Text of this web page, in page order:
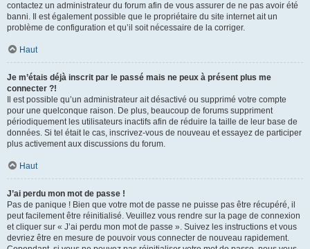
contactez un administrateur du forum afin de vous assurer de ne pas avoir été
banni. Il est également possible que le propriétaire du site internet ait un
problème de configuration et qu’il soit nécessaire de la corriger.
Haut
Je m’étais déjà inscrit par le passé mais ne peux à présent plus me
connecter ?!
Il est possible qu’un administrateur ait désactivé ou supprimé votre compte
pour une quelconque raison. De plus, beaucoup de forums suppriment
périodiquement les utilisateurs inactifs afin de réduire la taille de leur base de
données. Si tel était le cas, inscrivez-vous de nouveau et essayez de participer
plus activement aux discussions du forum.
Haut
J’ai perdu mon mot de passe !
Pas de panique ! Bien que votre mot de passe ne puisse pas être récupéré, il
peut facilement être réinitialisé. Veuillez vous rendre sur la page de connexion
et cliquer sur « J’ai perdu mon mot de passe ». Suivez les instructions et vous
devriez être en mesure de pouvoir vous connecter de nouveau rapidement.